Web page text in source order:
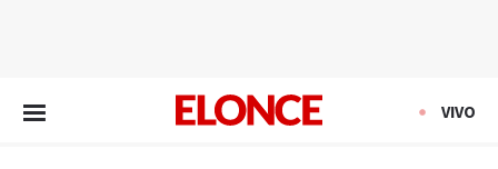
VIVO